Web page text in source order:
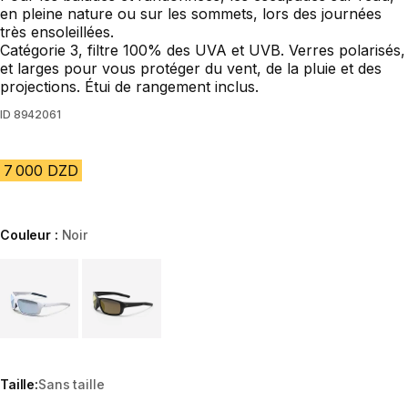
en pleine nature ou sur les sommets, lors des journées
très ensoleillées.
Catégorie 3, filtre 100% des UVA et UVB. Verres polarisés,
et larges pour vous protéger du vent, de la pluie et des
projections. Étui de rangement inclus.
ID 8942061
7 000 DZD
Couleur : Noir
Taille:Sans taille